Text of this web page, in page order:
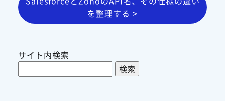
を整理する >
サイト内検索
索: